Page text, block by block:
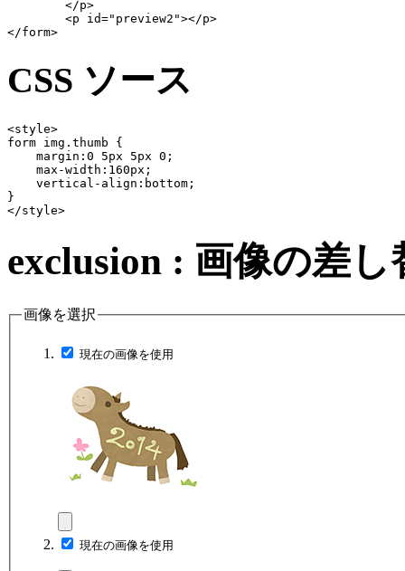
</form>
CSS ソース
<style>
form img.thumb {
    margin:0 5px 5px 0;
    max-width:160px;
    vertical-align:bottom;
}
</style>
exclusion : 画像の差
画像を選択
現在の画像を使用
現在の画像を使用